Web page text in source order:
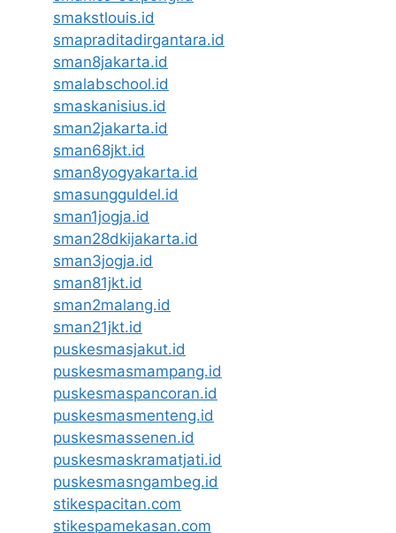
smakstlouis.id
smapraditadirgantara.id
sman8jakarta.id
smalabschool.id
smaskanisius.id
sman2jakarta.id
sman68jkt.id
sman8yogyakarta.id
smasungguldel.id
sman1jogja.id
sman28dkijakarta.id
sman3jogja.id
sman81jkt.id
sman2malang.id
sman21jkt.id
puskesmasjakut.id
puskesmasmampang.id
puskesmaspancoran.id
puskesmasmenteng.id
puskesmassenen.id
puskesmaskramatjati.id
puskesmasngambeg.id
stikespacitan.com
stikespamekasan.com